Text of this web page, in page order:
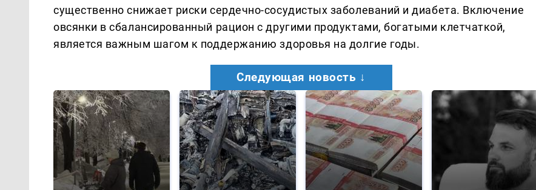
существенно снижает риски сердечно-сосудистых заболеваний и диабета. Включение
овсянки в сбалансированный рацион с другими продуктами, богатыми клетчаткой,
является важным шагом к поддержанию здоровья на долгие годы.
Следующая новость ↓